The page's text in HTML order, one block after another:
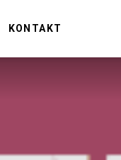
KONTAKT